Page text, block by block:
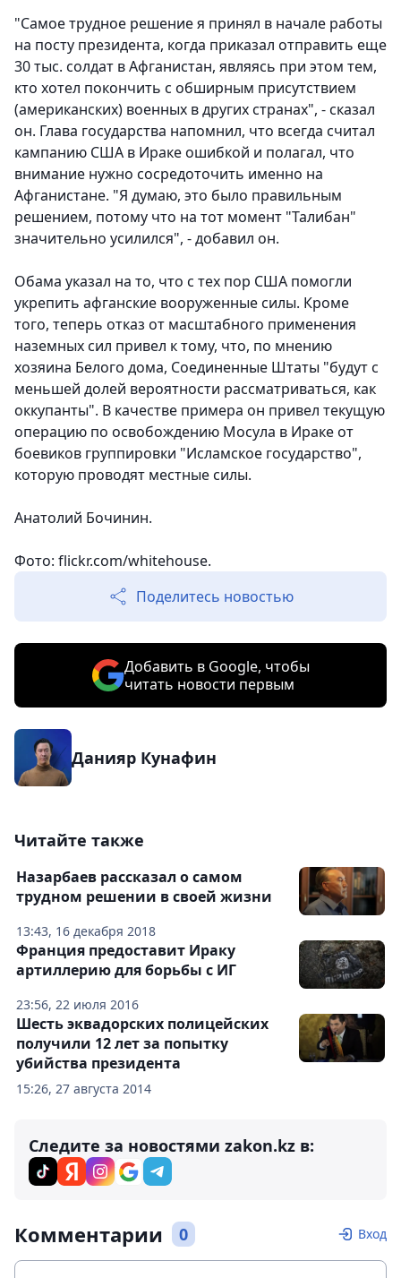
"Самое трудное решение я принял в начале работы
на посту президента, когда приказал отправить еще
30 тыс. солдат в Афганистан, являясь при этом тем,
кто хотел покончить с обширным присутствием
(американских) военных в других странах", - сказал
он. Глава государства напомнил, что всегда считал
кампанию США в Ираке ошибкой и полагал, что
внимание нужно сосредоточить именно на
Афганистане. "Я думаю, это было правильным
решением, потому что на тот момент "Талибан"
значительно усилился", - добавил он.
Обама указал на то, что с тех пор США помогли
укрепить афганские вооруженные силы. Кроме
того, теперь отказ от масштабного применения
наземных сил привел к тому, что, по мнению
хозяина Белого дома, Соединенные Штаты "будут с
меньшей долей вероятности рассматриваться, как
оккупанты". В качестве примера он привел текущую
операцию по освобождению Мосула в Ираке от
боевиков группировки "Исламское государство",
которую проводят местные силы.
Анатолий Бочинин.
Фото: flickr.com/whitehouse.
Поделитесь новостью
Добавить в Google, чтобы
читать новости первым
Данияр Кунафин
Читайте также
13:43, 16 декабря 2018
Назарбаев рассказал о самом
трудном решении в своей жизни
23:56, 22 июля 2016
Франция предоставит Ираку
артиллерию для борьбы с ИГ
15:26, 27 августа 2014
Шесть эквадорских полицейских
получили 12 лет за попытку
убийства президента
Следите за новостями zakon.kz в:
Комментарии 0 Вход